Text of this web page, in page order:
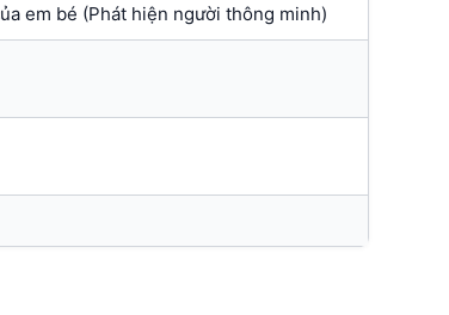
em bé (Phát hiện người thông minh)